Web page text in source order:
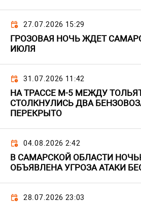
27.07.2026 15:29
ГРОЗОВАЯ НОЧЬ ЖДЕТ
ИЮЛЯ
31.07.2026 11:42
НА ТРАССЕ М-5 МЕЖДУ
СТОЛКНУЛИСЬ ДВА
ПЕРЕКРЫТО
04.08.2026 2:42
В САМАРСКОЙ ОБЛАСТИ
ОБЪЯВЛЕНА УГРОЗА АТАКИ
28.07.2026 23:03